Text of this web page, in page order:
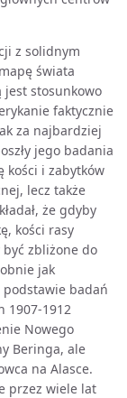
z solidnym
świata
jest stosunkowo
faktycznie
za najbardziej
jego badania
kości i zabytków
lecz także
że gdyby
kości rasy
zbliżone do
jak
badań
1907-1912
Nowego
Beringa, ale
na Alasce.
przez wiele lat